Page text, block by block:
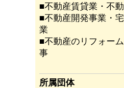
■不動産賃貸業・不
■不動産開発事業・
業
■不動産のリフォー
事
所属団体